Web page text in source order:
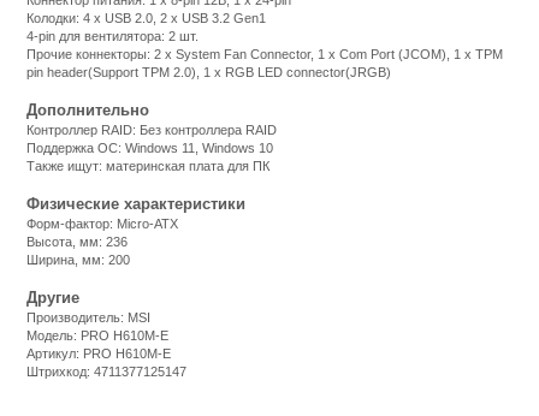
Колодки: 4 x USB 2.0, 2 x USB 3.2 Gen1
4-pin для вентилятора: 2 шт.
Прочие коннекторы: 2 x System Fan Connector, 1 x Com Port (JCOM), 1 x TPM
pin header(Support TPM 2.0), 1 x RGB LED connector(JRGB)
Дополнительно
Контроллер RAID: Без контроллера RAID
Поддержка ОС: Windows 11, Windows 10
Также ищут: материнская плата для ПК
Физические характеристики
Форм-фактор: Micro-ATX
Высота, мм: 236
Ширина, мм: 200
Другие
Производитель: MSI
Модель: PRO H610M-E
Артикул: PRO H610M-E
Штрихкод: 4711377125147